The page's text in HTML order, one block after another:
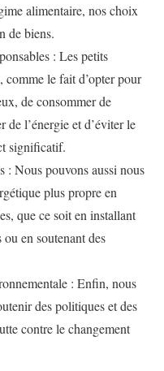
alimentaire, nos choix
de biens.
: Les petits
comme le fait d’opter pour
de consommer de
de l’énergie et d’éviter le
significatif.
: Nous pouvons aussi nous
plus propre en
que ce soit en installant
en soutenant des
: Enfin, nous
des politiques et des
contre le changement